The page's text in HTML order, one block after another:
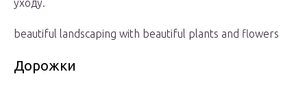
уходу.
beautiful landscaping with beautiful plants and flowers
Дорожки